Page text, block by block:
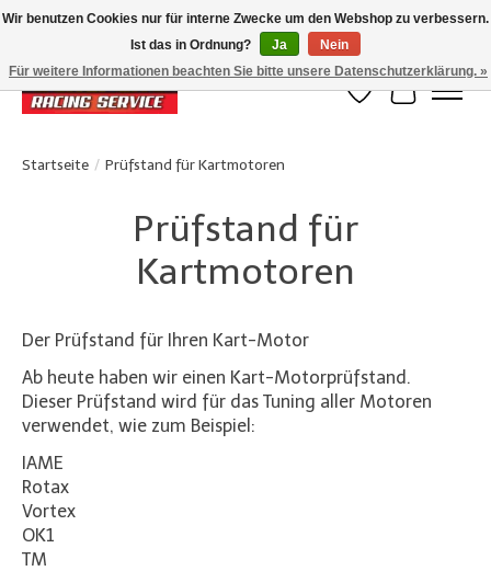
Klanten beoordelen ons met een 4,8/5 op Google reviews
Wunschzettel
Ihr
Startseite / Prüfstand für Kartmotoren
Prüfstand für
Kartmotoren
Der Prüfstand für Ihren Kart-Motor
Ab heute haben wir einen Kart-Motorprüfstand.
Dieser Prüfstand wird für das Tuning aller Motoren
verwendet, wie zum Beispiel:
IAME
Rotax
Vortex
OK1
TM
Wir benutzen Cookies nur für interne Zwecke um den Webshop zu verbessern.
Ist das in Ordnung?
Ja
Nein
Für weitere Informationen beachten Sie bitte unsere Datenschutzerklärung. »